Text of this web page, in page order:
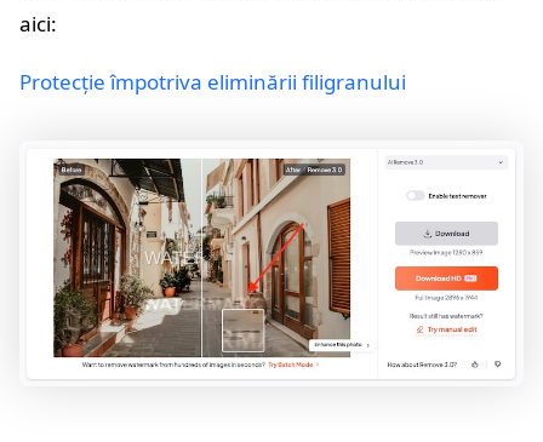
aici:
Protecție împotriva eliminării filigranului